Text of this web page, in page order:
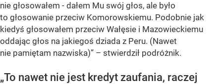
nie głosowałem - dałem Mu swój głos, ale było
to głosowanie przeciw Komorowskiemu. Podobnie jak
kiedyś głosowałem przeciw Wałęsie i Mazowieckiemu
oddając głos na jakiegoś dziada z Peru. (Nawet
nie pamiętam nazwiska)” – stwierdził podróżnik.
„To nawet nie jest kredyt zaufania, raczej